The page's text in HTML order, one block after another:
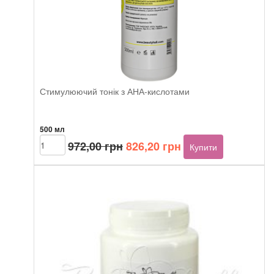
Стимулюючий тонік з АНА-кислотами
500 мл
972,00грн Оригінальна
ціна:
826,20 грнПоточна
ціна:
Beautyhall
Fresh
toner
Купити